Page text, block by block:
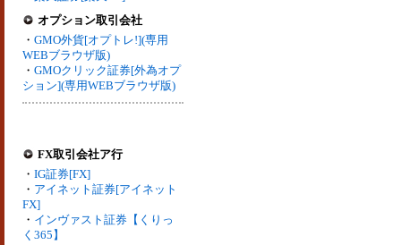
オプション取引会社
・ GMO外貨[オプトレ!](専用
WEBブラウザ版)
・ GMOクリック証券[外為オプ
ション](専用WEBブラウザ版)
FX取引会社ア行
・ IG証券[FX]
・ アイネット証券[アイネット
FX]
・ インヴァスト証券【くりっ
く365】